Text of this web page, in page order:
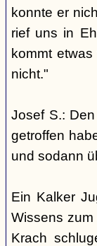
konnte er
rief uns in
kommt
nicht."
Josef S.:
getroffen
und sodann
Ein Kalker
Wissens
Krach